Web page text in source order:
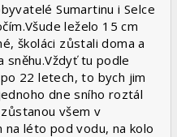
Sumartinu i Selce
leželo 15 cm
školáci zůstali doma a
sněhu.Vždyť tu podle
22 letech, to bych jim
dne sního roztál
všem v
na léto pod vodu, na kolo